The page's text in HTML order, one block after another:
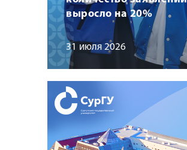
выросло на 20%
31 июля 2026